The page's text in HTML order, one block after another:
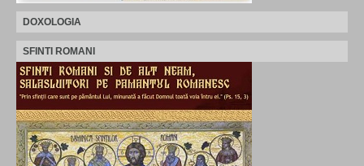
DOXOLOGIA
SFINTI ROMANI